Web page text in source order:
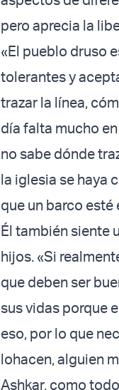
pero aprecia la
«El pueblo druso
tolerantes y
trazar la línea,
día falta mucho
no sabe dónde
la iglesia se haya
que un barco esté
Él también siente
hijos. «Si
que deben ser
sus vidas porque
eso, por lo que
lohacen, alguien
Ashkar, como